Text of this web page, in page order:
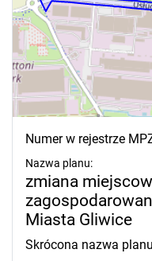
Numer w rejestrze
Nazwa planu:
zmiana
Miasta Gliwice
Skrócona nazwa